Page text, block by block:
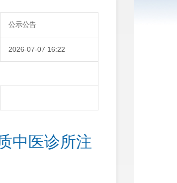
公示公告
2026-07-07 16:22
中医诊所注